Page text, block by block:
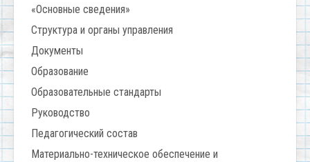
«Основные сведения»
Структура и органы управления
Документы
Образование
Образовательные стандарты
Руководство
Педагогический состав
Материально-техническое обеспечение и